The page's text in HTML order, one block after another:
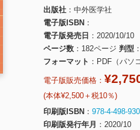
出版社
中外医学社
電子版ISBN
電子版発売日
2020/10/10
ページ数
182ページ 判型
フォーマット
PDF（パソ
電子版販売価格：
(本体¥2,500＋税10％)
印刷版ISBN
978-4-498-
印刷版発行年月
2020/10